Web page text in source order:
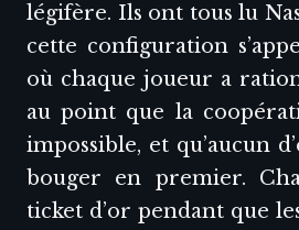
légifère. Ils ont tous lu
cette configuration
où chaque joueur a
au point que la
impossible, et qu’aucun
bouger en premier.
ticket d’or pendant que